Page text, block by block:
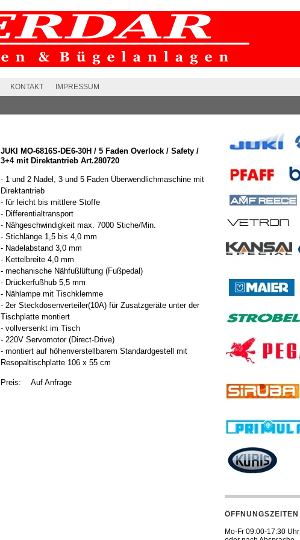
KONTAKT IMPRESSUM
JUKI MO-6816S-DE6-30H / 5 Faden Overlock / Safety /
3+4 mit Direktantrieb Art.280720
- 1 und 2 Nadel, 3 und 5 Faden Überwendlichmaschine mit
Direktantrieb
- für leicht bis mittlere Stoffe
- Differentialtransport
- Nähgeschwindigkeit max. 7000 Stiche/Min.
- Stichlänge 1,5 bis 4,0 mm
- Nadelabstand 3,0 mm
- Kettelbreite 4,0 mm
- mechanische Nähfußlüftung (Fußpedal)
- Drückerfußhub 5,5 mm
- Nählampe mit Tischklemme
- 2er Steckdosenverteiler(10A) für Zusatzgeräte unter der
Tischplatte montiert
- vollversenkt im Tisch
- 220V Servomotor (Direct-Drive)
- montiert auf höhenverstellbarem Standardgestell mit
Resopaltischplatte 106 x 55 cm
Auf Anfrage
Preis:
ÖFFNUNGSZEITEN
Mo-Fr 09:00-17:30 Uhr